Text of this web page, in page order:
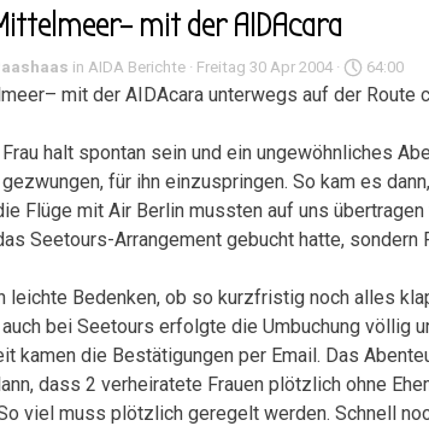
mit der AIDAcara
in AIDA Berichte · Freitag 30 Apr 2004 · 64:00
mit der AIDAcara unterwegs auf der Route
halt spontan sein und ein ungewöhnliches
für ihn einzuspringen. So kam es
Flüge mit Air Berlin mussten auf uns
Seetours-Arrangement gebucht hatte, sondern
leichte Bedenken, ob so kurzfristig noch alles
bei Seetours erfolgte die Umbuchung völlig
kamen die Bestätigungen per Email. Das
dass 2 verheiratete Frauen plötzlich ohne
viel muss plötzlich geregelt werden. Schnell